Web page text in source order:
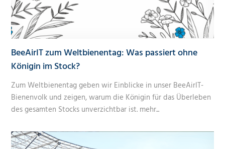
BeeAirIT zum Weltbienentag: Was passiert ohne
Königin im Stock?
Zum Weltbienentag geben wir Einblicke in unser BeeAirIT-
Bienenvolk und zeigen, warum die Königin für das Überleben
des gesamten Stocks unverzichtbar ist. mehr...